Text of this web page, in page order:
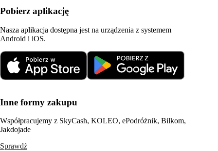
Pobierz aplikację
Nasza aplikacja dostępna jest na urządzenia z systemem
Android i iOS.
Inne formy zakupu
Współpracujemy z SkyCash, KOLEO, ePodróżnik, Bilkom,
Jakdojade
Sprawdź